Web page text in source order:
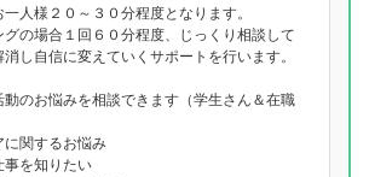
人様２０～３０分程度となります。
の場合１回６０分程度、じっくり相談して
し自信に変えていくサポートを行います。
のお悩みを相談できます（学生さん＆在職
関するお悩み
を知りたい